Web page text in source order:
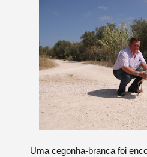
Uma cegonha-branca foi